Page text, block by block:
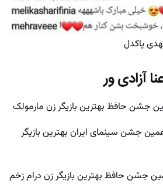
پاکدل
آزادی ور
1389 چهاردهمین جشن سینمای ایران بهترین بازیگر
و یکمین جشن حافظ بهترین بازیگر زن درام زخم